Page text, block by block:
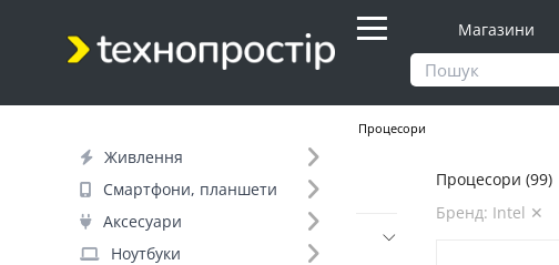
Магазини
Живлення
Смартфони, планшети
Аксесуари
Ноутбуки
Процесори
Фільтр
Процесори (99)
Бренд: Intel ✕